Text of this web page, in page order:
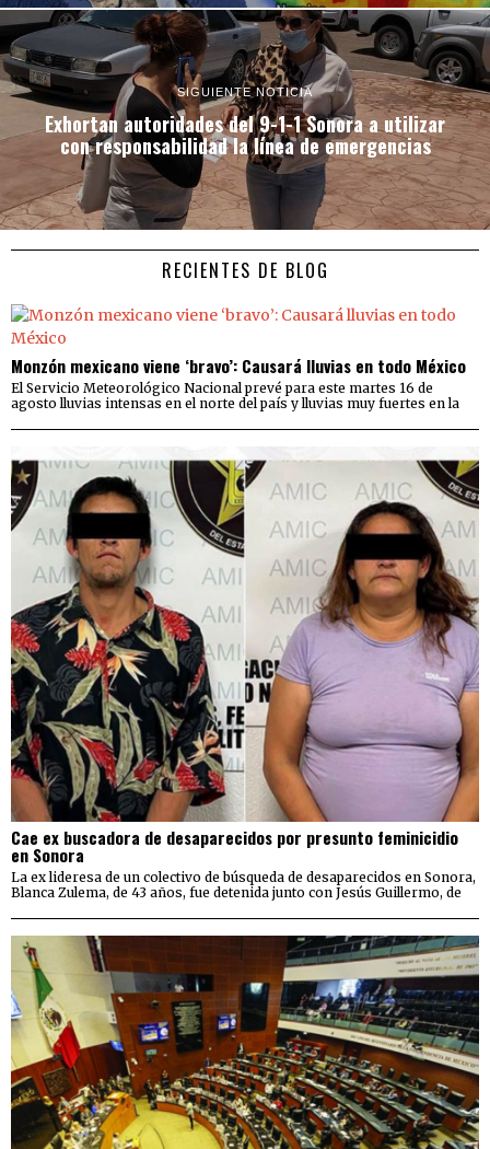
SIGUIENTE NOTICIA
Exhortan autoridades del 9-1-1 Sonora a utilizar
con responsabilidad la línea de emergencias
RECIENTES DE BLOG
Monzón mexicano viene ‘bravo’: Causará lluvias en todo México
El Servicio Meteorológico Nacional prevé para este martes 16 de
agosto lluvias intensas en el norte del país y lluvias muy fuertes en la
Cae ex buscadora de desaparecidos por presunto feminicidio
en Sonora
La ex lideresa de un colectivo de búsqueda de desaparecidos en Sonora,
Blanca Zulema, de 43 años, fue detenida junto con Jesús Guillermo, de